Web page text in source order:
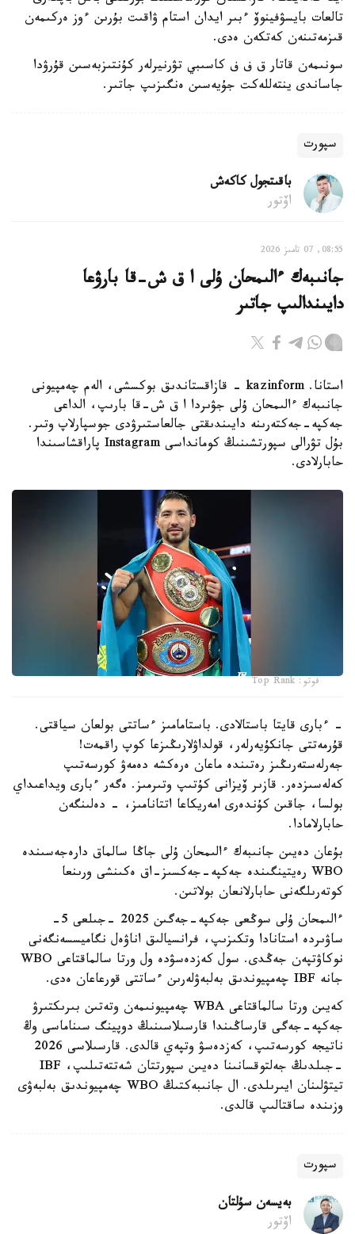
تالعات بايسۋفينوۆ ءبىر ايدان استام ۋاقىت بۇرىن ءوز ەركىمەن
قىزمەتىنەن كەتكەن ەدى.
سونىمەن قاتار ق ف ف كاسىبي تۋرنيرلەر كۇنتىزبەسىن قۇرۋدا
جاساندى ينتەللەكت جۇيەسىن ەنگىزىپ جاتىر.
سپورت
باقىتجول كاكەش
اۆتور
08:55, 07 تامىز 2026
جانىبەك ءالىمحان ۇلى ا ق ش-قا بارۋعا
دايىندالىپ جاتىر
استانا. kazinform - قازاقستاندىق بوكسشى، الەم چەمپيونى
جانىبەك ءالىمحان ۇلى جۋىردا ا ق ش-قا بارىپ، الداعى
جەكپە-جەكتەرىنە دايىندىقتى جالعاستىرۋدى جوسپارلاپ وتىر.
بۇل تۋرالى سپورتشىنىڭ كومانداسى Instagram پاراقشاسىندا
حابارلادى.
فوتو: Top Rank
- ءبارى قايتا باستالادى. باستامامىز ءساتتى بولعان سياقتى.
قۇرمەتتى جانكۇيەرلەر، قولداۋلارىڭىزعا كوپ راقمەت!
جەرلەستەرىڭىز رەتىندە ماعان ەرەكشە دەمەۋ كورسەتىپ
كەلەسىزدەر. قازىر ۆيزانى كۇتىپ وتىرمىز. ەگەر ءبارى ويداعىداي
بولسا، جاقىن كۇندەرى امەريكاعا اتتانامىز، - دەلىنگەن
حابارلامادا.
بۇعان دەيىن جانىبەك ءالىمحان ۇلى جاڭا سالماق دارەجەسىندە
WBO رەيتينگىندە جەكپە-جەكسىز-اق ەكىنشى ورىنعا
كوتەرىلگەنى حابارلانعان بولاتىن.
ءالىمحان ۇلى سوڭعى جەكپە-جەگىن 2025 -جىلعى 5-
ساۋىردە استانادا وتكىزىپ، فرانسيالىق اناۋەل نگاميسسەنگەنى
نوكاۋتپەن جەڭدى. سول كەزدەسۋدە ول ورتا سالماقتاعى WBO
جانە IBF چەمپيوندىق بەلبەۋلەرىن ءساتتى قورعاعان ەدى.
كەيىن ورتا سالماقتاعى WBA چەمپيونىمەن وتەتىن بىرىكتىرۋ
جەكپە-جەگى قارساڭىندا قارسىلاسىنىڭ دوپينگ سىناماسى وڭ
ناتيجە كورسەتىپ، كەزدەسۋ وتپەي قالدى. قارسىلاسى 2026
-جىلدىڭ جەلتوقسانىنا دەيىن سپورتتان شەتتەتىلىپ، IBF
تيتۋلىنان ايىرىلدى. ال جانىبەكتىڭ WBO چەمپيوندىق بەلبەۋى
وزىندە ساقتالىپ قالدى.
سپورت
بەيسەن سۇلتان
اۆتور